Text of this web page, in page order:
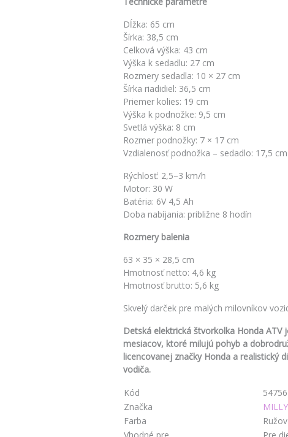
Dĺžka: 65 cm
Šírka: 38,5 cm
Celková výška: 43 cm
Výška k sedadlu: 27 cm
Rozmery sedadla: 10 × 27 cm
Šírka riadidiel: 36,5 cm
Priemer kolies: 19 cm
Výška k podnožke: 9,5 cm
Svetlá výška: 8 cm
Rozmer podnožky: 7 × 17 cm
Vzdialenosť podnožka – sedadlo: 17,5 cm
Rýchlosť: 2,5–3 km/h
Motor: 30 W
Batéria: 6V 4,5 Ah
Doba nabíjania: približne 8 hodín
Rozmery balenia
63 × 35 × 28,5 cm
Hmotnosť netto: 4,6 kg
Hmotnosť brutto: 5,6 kg
Skvelý darček pre malých milovníkov
Detská elektrická štvorkolka Honda
mesiacov, ktoré milujú pohyb a
licencovanej značky Honda a realistický
vodiča.
Kód
54756
Značka
Farba